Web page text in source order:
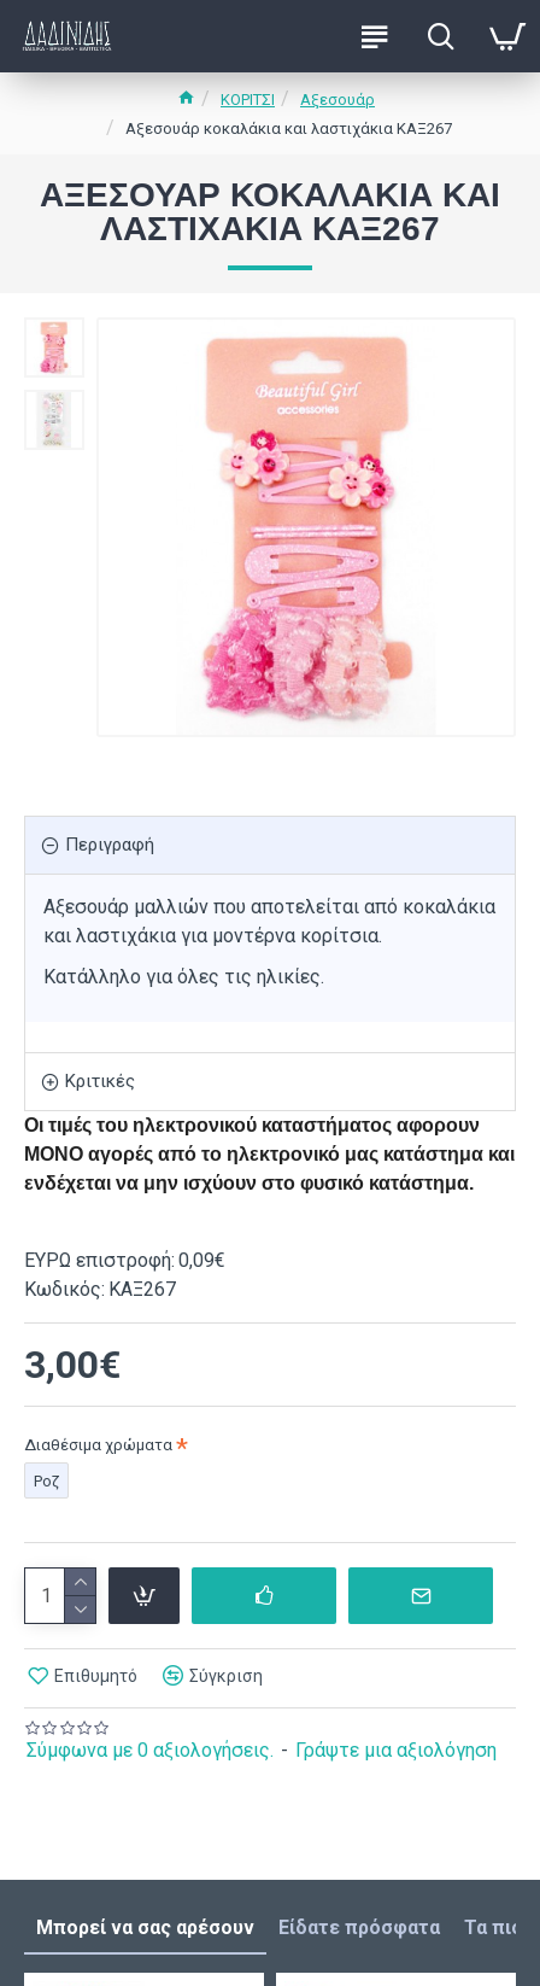
ΚΟΡΙΤΣΙ
Αξεσουάρ
Αξεσουάρ κοκαλάκια και λαστιχάκια ΚΑΞ267
ΑΞΕΣΟΥΆΡ ΚΟΚΑΛΆΚΙΑ ΚΑΙ
ΛΑΣΤΙΧΆΚΙΑ ΚΑΞ267
Περιγραφή
Αξεσουάρ μαλλιών που αποτελείται από κοκαλάκια
και λαστιχάκια για μοντέρνα κορίτσια.
Κατάλληλο για όλες τις ηλικίες.
Κριτικές
Οι τιμές του ηλεκτρονικού καταστήματος αφορουν
ΜΟΝΟ αγορές από το ηλεκτρονικό μας κατάστημα και
ενδέχεται να μην ισχύουν στο φυσικό κατάστημα.
ΕΥΡΩ επιστροφή: 0,09€
Κωδικός: ΚΑΞ267
Σύμφωνα με 0 αξιολογήσεις. - Γράψτε μια αξιολόγηση
3,00€
Διαθέσιμα χρώματα
Ροζ
Επιθυμητό Σύγκριση
Μπορεί να σας αρέσουν Είδατε πρόσφατα Τα πιο